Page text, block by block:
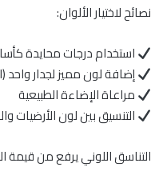
نصائح لاختيار الألوان:
استخدام درجات محايدة
إضافة لون مميز لجدار واحد (Accent Wall)
مراعاة الإضاءة الطبيعية
التنسيق بين لون الأرضيات
التناسق اللوني يرفع من قيمة